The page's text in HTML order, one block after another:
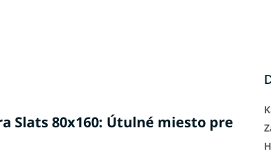
Slats 80x160: Útulné miesto pre